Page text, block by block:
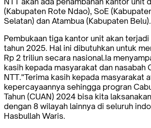
(Kabupaten Rote Ndao), SoE
Selatan) dan Atambua (Kabupaten Belu).
Pembukaan tiga kantor unit akan
tahun 2025. Hal ini dibutuhkan untuk
Rp 2 triliun secara nasional.Ia
kasih kepada masyarakat dan nasabah
NTT."Terima kasih kepada masyarakat
kepercayaannya sehingga progran
Tahun (CUAN) 2024 bisa kita
dengan 8 wilayah lainnya di seluruh
Hasbullah Waris.